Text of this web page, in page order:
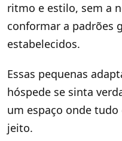
ritmo e estilo, sem a
conformar a padrões
estabelecidos.
Essas pequenas
hóspede se sinta
um espaço onde
jeito.